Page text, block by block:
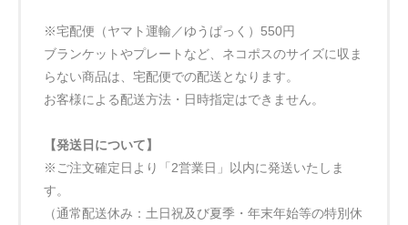
※宅配便（ヤマト運輸／ゆうぱっく）550円
ブランケットやプレートなど、ネコポスのサイズに収ま
らない商品は、宅配便での配送となります。
お客様による配送方法・日時指定はできません。
【発送日について】
※ご注文確定日より「2営業日」以内に発送いたしま
す。
（通常配送休み：土日祝及び夏季・年末年始等の特別休